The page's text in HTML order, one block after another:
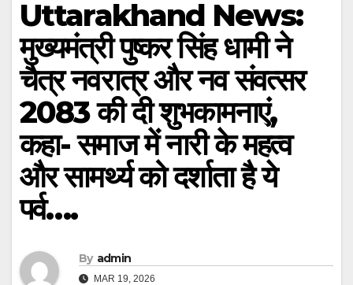
Uttarakhand News:
मुख्यमंत्री पुष्कर सिंह धामी ने
चैत्र नवरात्र और नव संवत्सर
2083 की दी शुभकामनाएं,
कहा- समाज में नारी के महत्व
और सामर्थ्य को दर्शाता है ये
पर्व….
By admin
MAR 19, 2026